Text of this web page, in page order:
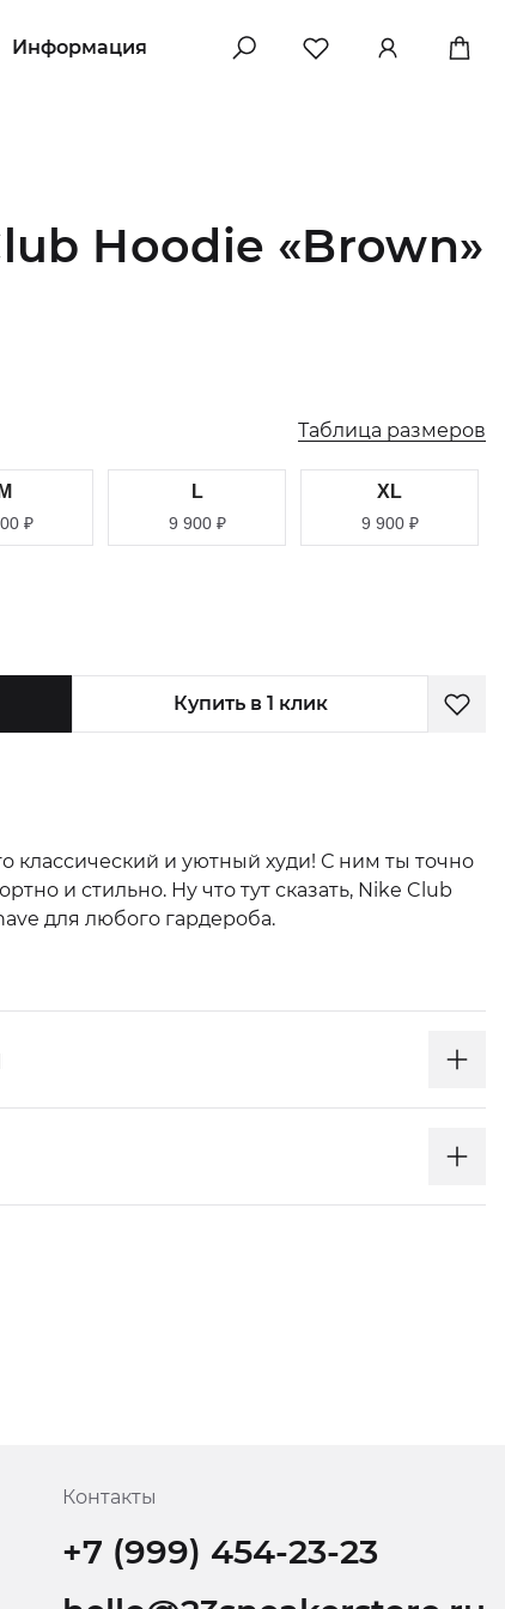
Информация
Hoodie «Brown»
Таблица размеров
M
₽
L
9 900 ₽
XL
9 900 ₽
Купить в 1 клик
классический и уютный худи! С ним ты точно
и стильно. Ну что тут сказать, Nike Club
для любого гардероба.
Контакты
+7 (999) 454-23-23